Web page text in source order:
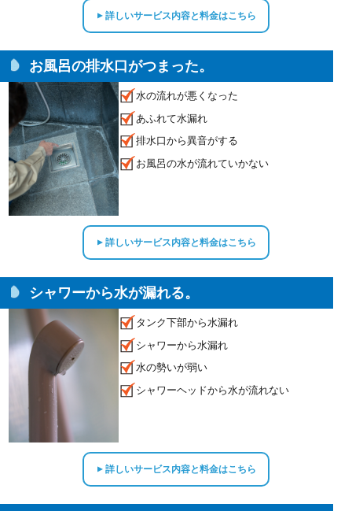
▲詳しいサービス内容と料金はこちら
お風呂の排水口がつまった。
水の流れが悪くなった
あふれて水漏れ
排水口から異音がする
お風呂の水が流れていかない
▲詳しいサービス内容と料金はこちら
シャワーから水が漏れる。
タンク下部から水漏れ
シャワーから水漏れ
水の勢いが弱い
シャワーヘッドから水が流れない
▲詳しいサービス内容と料金はこちら